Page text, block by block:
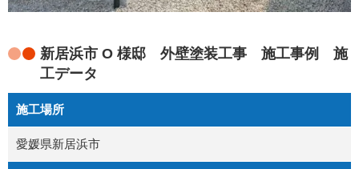
新居浜市 O 様邸 外壁塗装工事 施工事例 施
工データ
施工場所
愛媛県新居浜市